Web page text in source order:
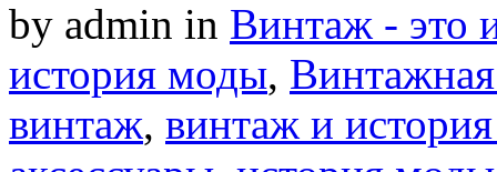
by admin in Винтаж - это
история моды,
винтаж, винтаж и